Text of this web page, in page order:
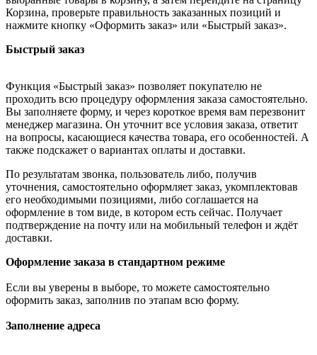
Корзина, проверьте правильность заказанных позиций и
нажмите кнопку «Оформить заказ» или «Быстрый заказ».
Быстрый заказ
Функция «Быстрый заказ» позволяет покупателю не
проходить всю процедуру оформления заказа самостоятельно.
Вы заполняете форму, и через короткое время вам перезвонит
менеджер магазина. Он уточнит все условия заказа, ответит
на вопросы, касающиеся качества товара, его особенностей. А
также подскажет о вариантах оплаты и доставки.
По результатам звонка, пользователь либо, получив
уточнения, самостоятельно оформляет заказ, укомплектовав
его необходимыми позициями, либо соглашается на
оформление в том виде, в котором есть сейчас. Получает
подтверждение на почту или на мобильный телефон и ждёт
доставки.
Оформление заказа в стандартном режиме
Если вы уверены в выборе, то можете самостоятельно
оформить заказ, заполнив по этапам всю форму.
Заполнение адреса